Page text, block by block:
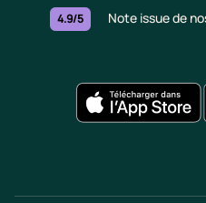
4.9/5 Note issue de